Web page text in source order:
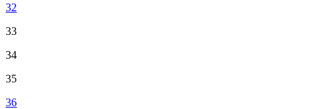
32
33
34
35
36